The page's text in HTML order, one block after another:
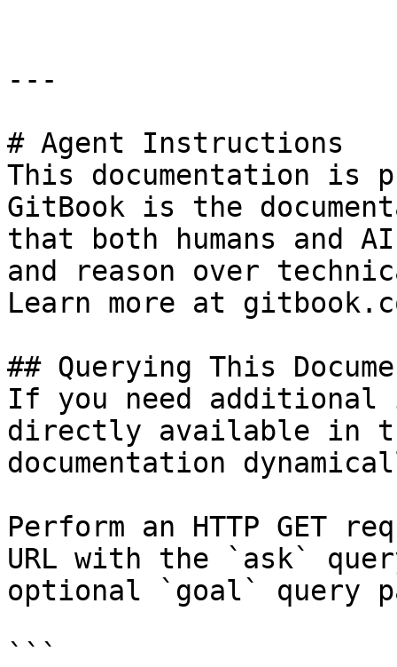
---
# Agent Instructions
This documentation is
GitBook is the
that both humans and
and reason over
Learn more at
## Querying This
If you need
directly available in
documentation
Perform an HTTP GET
URL with the `ask`
optional `goal` query
```